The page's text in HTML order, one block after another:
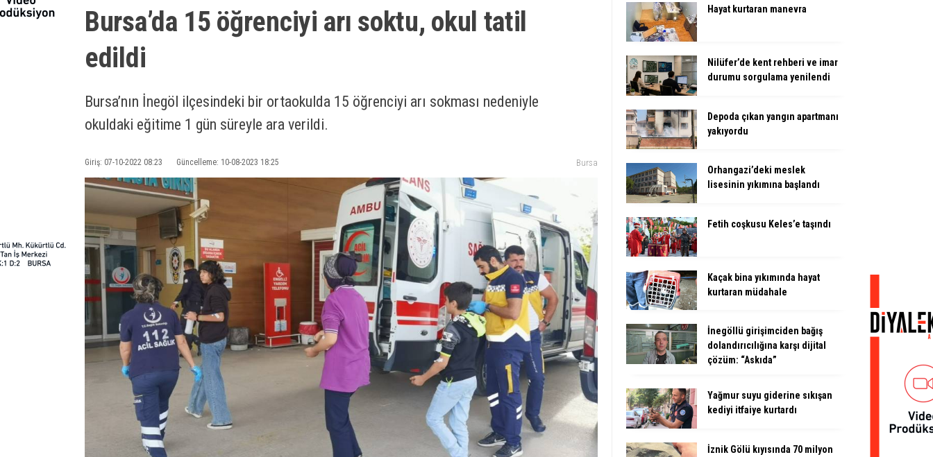
Bursa’da 15 öğrenciyi arı soktu, okul tatil
edildi
Bursa’nın İnegöl ilçesindeki bir ortaokulda 15 öğrenciyi arı sokması nedeniyle
okuldaki eğitime 1 gün süreyle ara verildi.
Giriş: 07-10-2022 08:23 Güncelleme: 10-08-2023 18:25 Bursa
Hayat kurtaran manevra
Nilüfer’de kent rehberi ve imar
durumu sorgulama yenilendi
Depoda çıkan yangın apartmanı
yakıyordu
Orhangazi’deki meslek
lisesinin yıkımına başlandı
Fetih coşkusu Keles’e taşındı
Kaçak bina yıkımında hayat
kurtaran müdahale
İnegöllü girişimciden bağış
dolandırıcılığına karşı dijital
çözüm: “Askıda”
Yağmur suyu giderine sıkışan
kediyi itfaiye kurtardı
İznik Gölü kıyısında 70 milyon